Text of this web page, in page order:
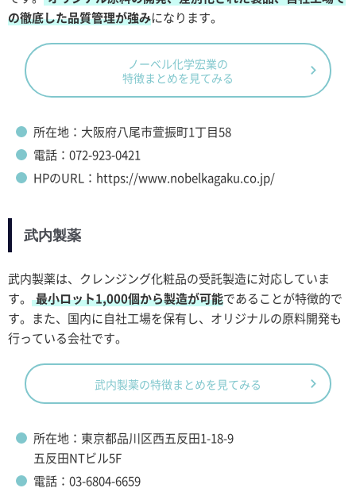
の徹底した品質管理が強みになります。
ノーベル化学宏業の
特徴まとめを見てみる
所在地：大阪府八尾市萱振町1丁目58
電話：072-923-0421
HPのURL：https://www.nobelkagaku.co.jp/
武内製薬
武内製薬は、クレンジング化粧品の受託製造に対応していま
す。
最小ロット1,000個から製造が可能であることが特徴的で
す。また、国内に自社工場を保有し、オリジナルの原料開発も
行っている会社です。
武内製薬の特徴まとめを見てみる
所在地：東京都品川区西五反田1-18-9
五反田NTビル5F
電話：03-6804-6659